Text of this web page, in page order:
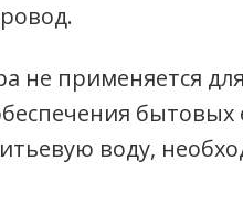
не применяется
воду,